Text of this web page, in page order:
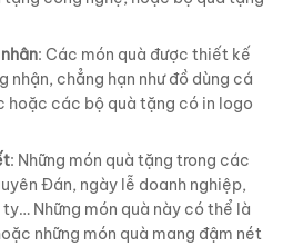
: Các món quà được thiết kế
nhận, chẳng hạn như đồ dùng cá
hoặc các bộ quà tặng có in logo
: Những món quà tặng trong các
Đán, ngày lễ doanh nghiệp,
Những món quà này có thể là
những món quà mang đậm nét